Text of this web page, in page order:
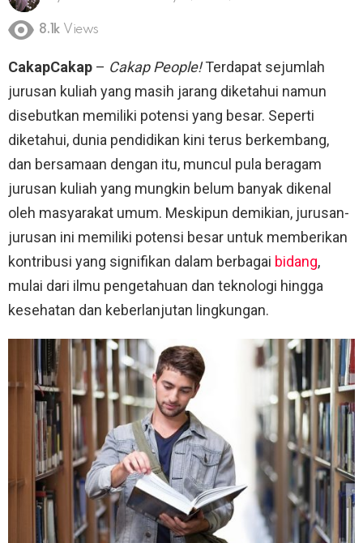
8.1k Views
CakapCakap – Cakap People!Terdapat sejumlah
jurusan kuliah yang masih jarang diketahui namun
disebutkan memiliki potensi yang besar. Seperti
diketahui, dunia pendidikan kini terus berkembang,
dan bersamaan dengan itu, muncul pula beragam
jurusan kuliah yang mungkin belum banyak dikenal
oleh masyarakat umum. Meskipun demikian, jurusan-
jurusan ini memiliki potensi besar untuk memberikan
kontribusi yang signifikan dalam berbagai bidang,
mulai dari ilmu pengetahuan dan teknologi hingga
kesehatan dan keberlanjutan lingkungan.